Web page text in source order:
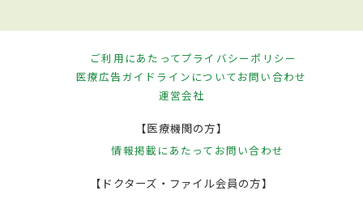
ご利用にあたってプライバシーポリシー
医療広告ガイドラインについてお問い合わせ
運営会社
【医療機関の方】
情報掲載にあたって お問い合わせ
【ドクターズ・ファイル会員の方】